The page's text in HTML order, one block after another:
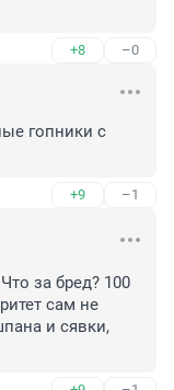
+8 –0
гопники с
+9 –1
за бред? 100
сам не
и сявки,